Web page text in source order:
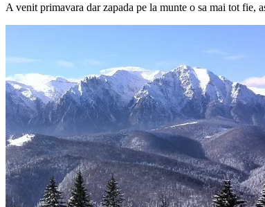
A venit primavara dar zapada pe la munte o sa mai tot fie,